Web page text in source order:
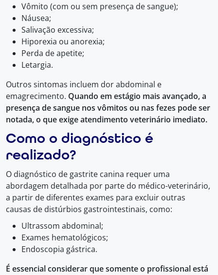
Vômito (com ou sem presença de sangue);
Náusea;
Salivação excessiva;
Hiporexia ou anorexia;
Perda de apetite;
Letargia.
Outros sintomas incluem dor abdominal e
emagrecimento. Quando em estágio mais avançado, a
presença de sangue nos vômitos ou nas fezes pode ser
notada, o que exige atendimento veterinário imediato.
Como o diagnóstico é
realizado?
O diagnóstico de gastrite canina requer uma
abordagem detalhada por parte do médico-veterinário,
a partir de diferentes exames para excluir outras
causas de distúrbios gastrointestinais, como:
Ultrassom abdominal;
Exames hematológicos;
Endoscopia gástrica.
É essencial considerar que somente o profissional está